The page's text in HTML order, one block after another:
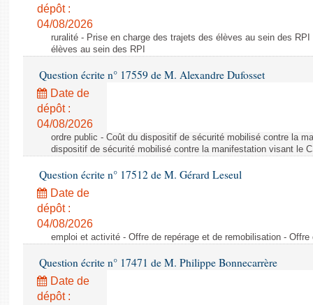
dépôt :
04/08/2026
ruralité - Prise en charge des trajets des élèves au sein des
élèves au sein des RPI
Question écrite n° 17559 de M. Alexandre Dufosset
Date de
dépôt :
04/08/2026
ordre public - Coût du dispositif de sécurité mobilisé contre la
dispositif de sécurité mobilisé contre la manifestation visant le
Question écrite n° 17512 de M. Gérard Leseul
Date de
dépôt :
04/08/2026
emploi et activité - Offre de repérage et de remobilisation -
Question écrite n° 17471 de M. Philippe Bonnecarrère
Date de
dépôt :